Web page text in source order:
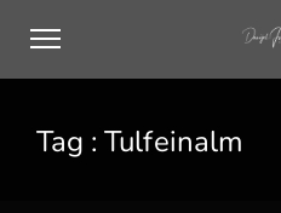
Tag :Tulfeinalm